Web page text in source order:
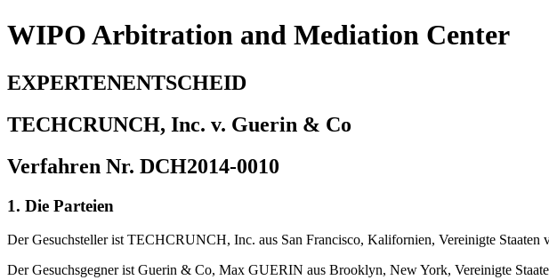
WIPO Arbitration and Mediation Center
EXPERTENENTSCHEID
TECHCRUNCH, Inc. v. Guerin & Co
Verfahren Nr. DCH2014-0010
1. Die Parteien
Der Gesuchsteller ist TECHCRUNCH, Inc. aus San Francisco, Kalifornien, Vereinigte
Der Gesuchsgegner ist Guerin & Co, Max GUERIN aus Brooklyn, New York, Vereinigte